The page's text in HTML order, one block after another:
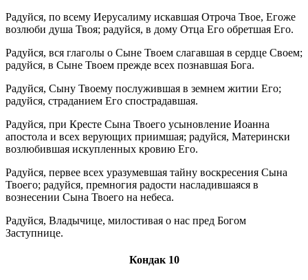
Радуйся, по всему Иерусалиму искавшая Отроча Твое, Егоже
возлюби душа Твоя; радуйся, в дому Отца Его обретшая Его.
Радуйся, вся глаголы о Сыне Твоем слагавшая в сердце Своем;
радуйся, в Сыне Твоем прежде всех познавшая Бога.
Радуйся, Сыну Твоему послужившая в земнем житии Его;
радуйся, страданием Его спострадавшая.
Радуйся, при Кресте Сына Твоего усыновление Иоанна
апостола и всех верующих приимшая; радуйся, Матерински
возлюбившая искупленных кровию Его.
Радуйся, первее всех уразумевшая тайну воскресения Сына
Твоего; радуйся, премногия радости насладившаяся в
вознесении Сына Твоего на небеса.
Радуйся, Владычице, милостивая о нас пред Богом
Заступнице.
Кондак 10